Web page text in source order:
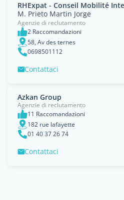
RHExpat - Conseil Mobilité
M. Prieto Martin Jorge
Agenzie di reclutamento
2 Raccomandazioni
58, Av des ternes
0698501112
Contattaci
Azkan Group
Agenzie di reclutamento
11 Raccomandazioni
182 rue lafayette
01 40 37 26 74
Contattaci